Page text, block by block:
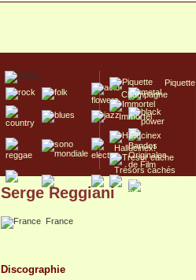
Piquette
Champagne
Immortel
Hallucinex!
Trésors cachés
Culte/Collector
Serge Reggiani
France
Discographie